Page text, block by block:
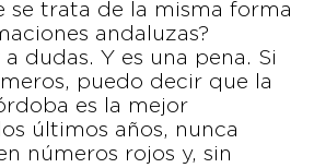
se trata de la misma forma
andaluzas?
a dudas. Y es una pena. Si
puedo decir que la
es la mejor
últimos años, nunca
números rojos y, sin